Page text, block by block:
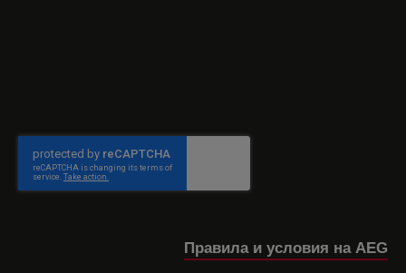
Правила и условия на AEG